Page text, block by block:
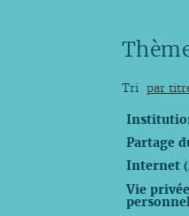
Tri par
Partage
Internet
Vie